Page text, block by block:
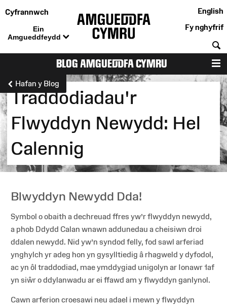
Cyfrannwch
Ein
Amgueddfeydd
English
Fy nghyfrif
BLOG AMGUEDDFA CYMRU
Hafan y Blog
Traddodiadau'r
Flwyddyn Newydd: Hel
Calennig
Blwyddyn Newydd Dda!
Symbol o obaith a dechreuad ffres yw’r flwyddyn newydd,
a phob Ddydd Calan wnawn addunedau a cheisiwn droi
ddalen newydd. Nid yw’n syndod felly, fod sawl arferiad
ynghylch yr adeg hon yn gysylltiedig â rhagweld y dyfodol,
ac yn ôl traddodiad, mae ymddygiad unigolyn ar Ionawr 1af
yn siŵr o ddylanwadu ar ei ffawd am y flwyddyn ganlynol.
Cawn arferion croesawi neu adael i mewn y flwyddyn